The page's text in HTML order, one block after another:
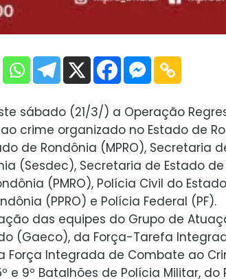
sábado (21/3/) a Operação
crime organizado no Estado de
de Rondônia (MPRO), Secretaria
(Sesdec), Secretaria de Estado
(PMRO), Polícia Civil do
(PPRO) e Polícia Federal (PF).
das equipes do Grupo de
(Gaeco), da Força-Tarefa
Força Integrada de Combate ao
e 9º Batalhões de Polícia Militar,